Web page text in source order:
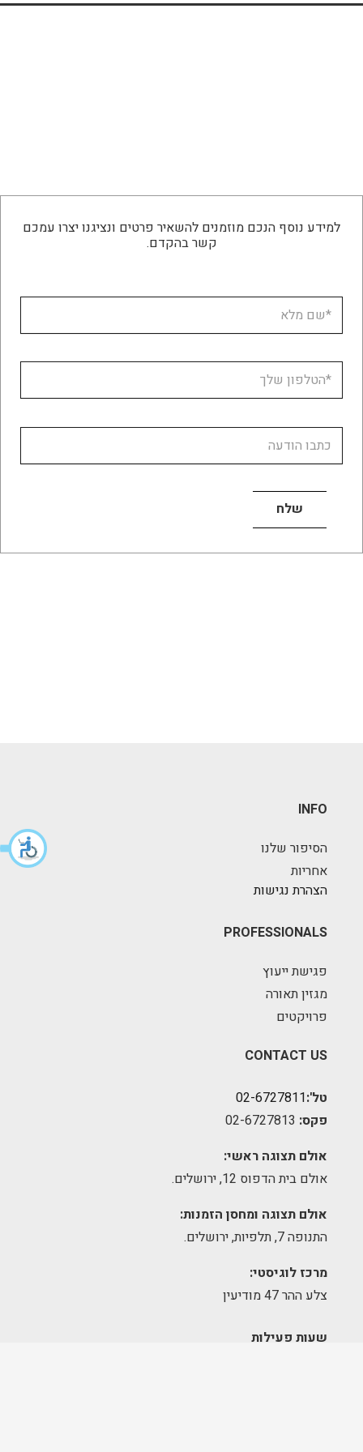
למידע נוסף הנכם מוזמנים להשאיר פרטים ונציגנו יצרו עמכם
קשר בהקדם.
INFO
הסיפור שלנו
אחריות
הצהרת נגישות
PROFESSIONALS
פגישת ייעוץ
מגזין תאורה
פרויקטים
CONTACT US
טל':02-6727811
פקס:
אולם תצוגה ראשי:
אולם בית הדפוס 12, ירושלים.
אולם תצוגה ומחסן הזמנות:
התנופה 7, תלפיות, ירושלים.
מרכז לוגיסטי:
צלע ההר 47 מודיעין
שעות פעילות